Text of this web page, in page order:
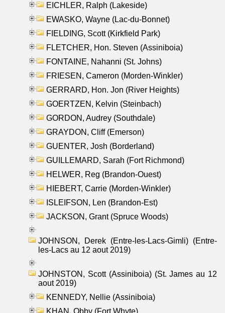
EICHLER, Ralph (Lakeside)
EWASKO, Wayne (Lac-du-Bonnet)
FIELDING, Scott (Kirkfield Park)
FLETCHER, Hon. Steven (Assiniboia)
FONTAINE, Nahanni (St. Johns)
FRIESEN, Cameron (Morden-Winkler)
GERRARD, Hon. Jon (River Heights)
GOERTZEN, Kelvin (Steinbach)
GORDON, Audrey (Southdale)
GRAYDON, Cliff (Emerson)
GUENTER, Josh (Borderland)
GUILLEMARD, Sarah (Fort Richmond)
HELWER, Reg (Brandon-Ouest)
HIEBERT, Carrie (Morden-Winkler)
ISLEIFSON, Len (Brandon-Est)
JACKSON, Grant (Spruce Woods)
JOHNSON, Derek (Entre-les-Lacs-Gimli) (Entre-
les-Lacs au 12 aout 2019)
JOHNSTON, Scott (Assiniboia) (St. James au 12
aout 2019)
KENNEDY, Nellie (Assiniboia)
KHAN, Obby (Fort Whyte)